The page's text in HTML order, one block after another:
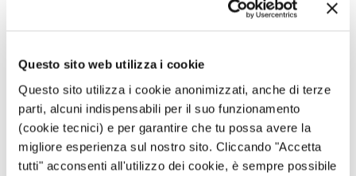
Questo sito web utilizza i cookie
Questo sito utilizza i cookie anonimizzati, anche di terze
parti, alcuni indispensabili per il suo funzionamento
(cookie tecnici) e per garantire che tu possa avere la
migliore esperienza sul nostro sito. Cliccando "Accetta
tutti" acconsenti all'utilizzo dei cookie, è sempre possibile
Avvertimi via email in caso di risposte al mio
Avvertimi via email alla pubblicazione di un nuovo
articolo.